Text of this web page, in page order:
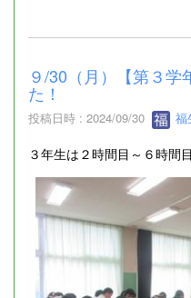
９/30（月）【第３学
た！
投稿日時 : 2024/09/30 福
３年生は２時間目～６時間